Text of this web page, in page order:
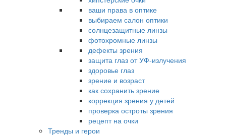
ваши права в оптике
выбираем салон оптики
солнцезащитные линзы
фотохромные линзы
дефекты зрения
защита глаз от УФ-излучения
здоровье глаз
зрение и возраст
как сохранить зрение
коррекция зрения у детей
проверка остроты зрения
рецепт на очки
Тренды и герои